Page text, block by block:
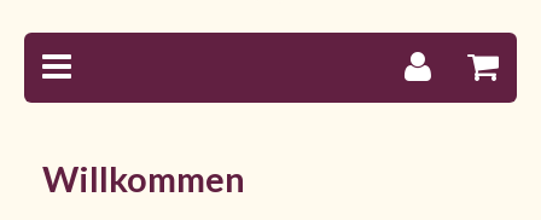
Willkommen